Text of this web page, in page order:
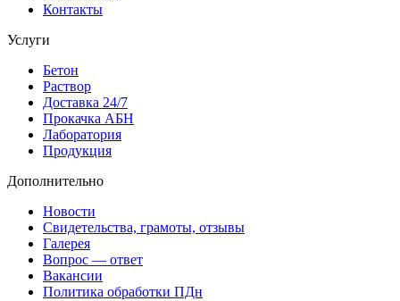
Контакты
Услуги
Бетон
Раствор
Доставка 24/7
Прокачка АБН
Лаборатория
Продукция
Дополнительно
Новости
Свидетельства, грамоты, отзывы
Галерея
Вопрос — ответ
Вакансии
Политика обработки ПДн